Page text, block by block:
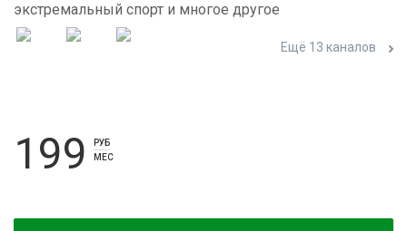
экстремальный спорт и многое другое
Ещё 13 каналов
199
РУБ
МЕС